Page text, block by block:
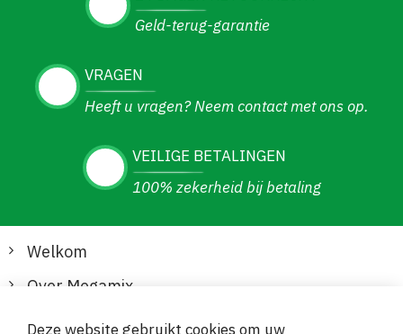
Geld-terug-garantie
VRAGEN
Heeft u vragen? Neem contact met ons op.
VEILIGE BETALINGEN
100% zekerheid bij betaling
Welkom
Over Megamix
Informatie
Deze website gebruikt cookies om uw